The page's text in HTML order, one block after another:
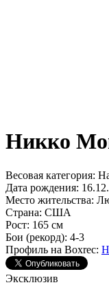
Никко
Весовая категория:
Дата рождения:
Место жительства:
Страна: США
Рост: 165 см
Бои (рекорд): 4-3
Профиль на Boxrec:
Эксклюзив